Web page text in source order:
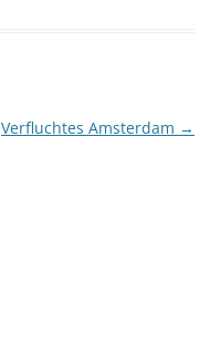
Verfluchtes Amsterdam →